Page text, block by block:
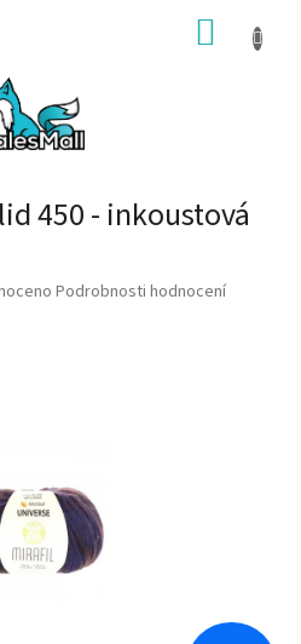
450 - inkoustová
Podrobnosti hodnocení